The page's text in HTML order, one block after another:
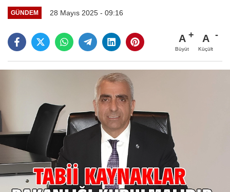
GÜNDEM 28 Mayıs 2025 - 09:16
A
Büyüt
A
Küçült